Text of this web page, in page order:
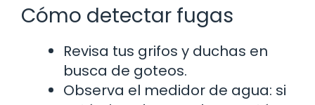
Cómo detectar fugas
Revisa tus grifos y duchas en
busca de goteos.
Observa el medidor de agua: si